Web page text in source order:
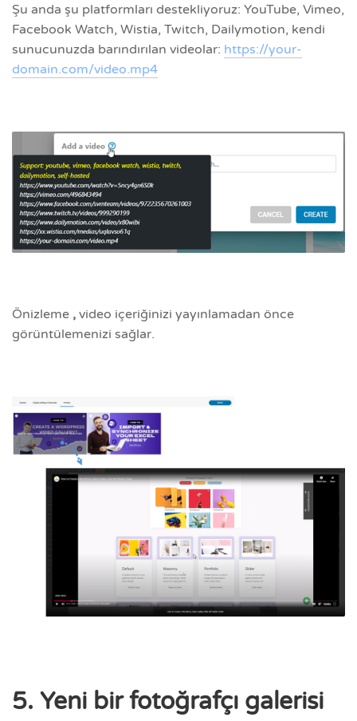
Şu anda şu platformları destekliyoruz: YouTube, Vimeo,
Facebook Watch, Wistia, Twitch, Dailymotion, kendi
sunucunuzda barındırılan videolar: https://your-
domain.com/video.mp4
Önizleme , video içeriğinizi yayınlamadan önce
görüntülemenizi sağlar.
5. Yeni bir fotoğrafçı galerisi